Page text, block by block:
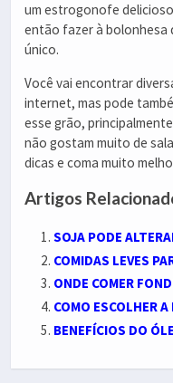
um estrogonofe
então fazer à bolonhesa
único.
Você vai encontrar
internet, mas pode
esse grão,
não gostam muito de
dicas e coma muito
Artigos
SOJA PODE
COMIDAS LEVES
ONDE COMER
COMO ESCOLHER
BENEFÍCIOS DO